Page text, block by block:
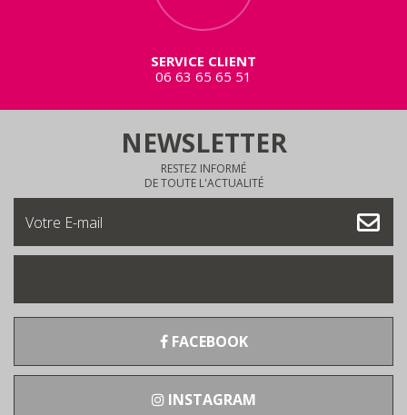
SERVICE CLIENT
06 63 65 65 51
NEWSLETTER
RESTEZ INFORMÉ
DE TOUTE L'ACTUALITÉ
FACEBOOK
INSTAGRAM